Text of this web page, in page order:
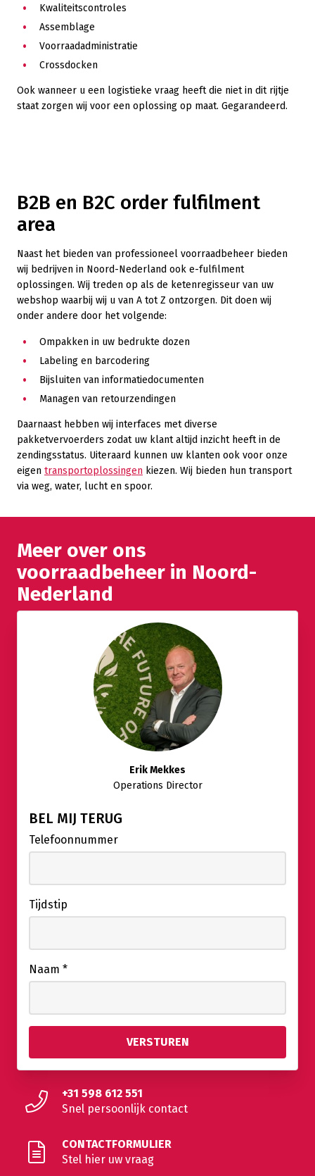
Kwaliteitscontroles
Assemblage
Voorraadadministratie
Crossdocken
Ook wanneer u een logistieke vraag heeft die niet in dit rijtje
staat zorgen wij voor een oplossing op maat. Gegarandeerd.
B2B en B2C order fulfilment
area
Naast het bieden van professioneel voorraadbeheer bieden
wij bedrijven in Noord-Nederland ook e-fulfilment
oplossingen. Wij treden op als de ketenregisseur van uw
webshop waarbij wij u van A tot Z ontzorgen. Dit doen wij
onder andere door het volgende:
Ompakken in uw bedrukte dozen
Labeling en barcodering
Bijsluiten van informatiedocumenten
Managen van retourzendingen
Daarnaast hebben wij interfaces met diverse
pakketvervoerders zodat uw klant altijd inzicht heeft in de
zendingsstatus. Uiteraard kunnen uw klanten ook voor onze
eigen transportoplossingen kiezen. Wij bieden hun transport
via weg, water, lucht en spoor.
Meer over ons
voorraadbeheer in Noord-
Nederland
Erik Mekkes
Operations Director
BEL MIJ TERUG
Telefoonnummer
Tijdstip
Naam *
+31 598 612 551
Snel persoonlijk contact
CONTACTFORMULIER
Stel hier uw vraag